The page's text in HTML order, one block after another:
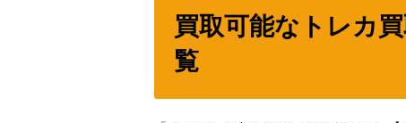
買取可能なトレカ
覧